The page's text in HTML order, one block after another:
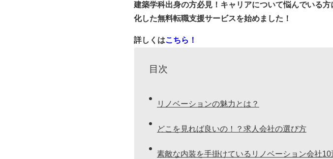
建築学科出身の方必見！キャリアについて悩んでいる
化した無料転職支援サービスを始めました！
詳しくはこちら！
目次
リノベーションの魅力とは？
どこを見れば良いの！？求人会社の選び方
素敵な内装を手掛けているリノベーション会社10